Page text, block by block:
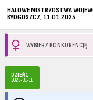
HALOWE MISTRZOSTWA
BYDGOSZCZ, 11.01.2025
DZIEŃ 1
2025-01-11